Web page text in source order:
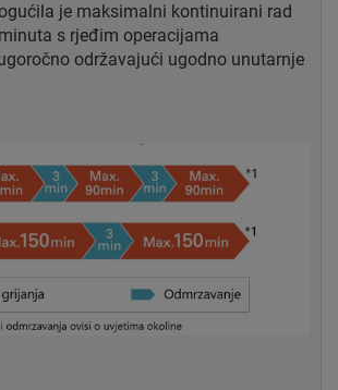
je maksimalni kontinuirani rad
s rjeđim operacijama
održavajući ugodno unutarnje